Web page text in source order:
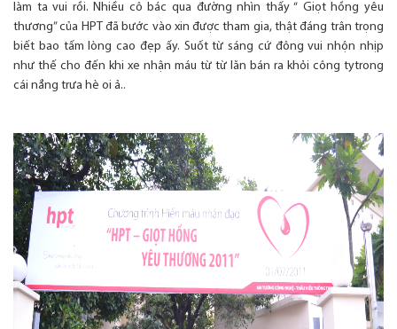
làm ta vui rồi. Nhiều cô bác qua đường nhìn thấy “ Giọt hồng yêu
thương” của HPT đã bước vào xin được tham gia, thật đáng trân trọng
biết bao tấm lòng cao đẹp ấy. Suốt từ sáng cứ đông vui nhộn nhịp
như thế cho đến khi xe nhận máu từ từ lăn bán ra khỏi công tytrong
cái nắng trưa hè oi ả..